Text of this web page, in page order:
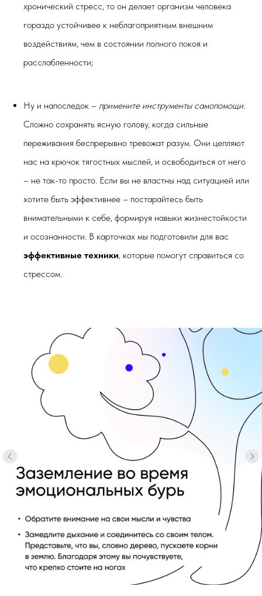
хронический стресс, то он делает организм человека
гораздо устойчивее к неблагоприятным внешним
воздействиям, чем в состоянии полного покоя и
расслабленности;
Ну и напоследок – примените инструменты самопомощи.
Сложно сохранять ясную голову, когда сильные
переживания беспрерывно тревожат разум. Они цепляют
нас на крючок тягостных мыслей, и освободиться от него
– не так-то просто. Если вы не властны над ситуацией или
хотите быть эффективнее – постарайтесь быть
внимательными к себе, формируя навыки жизнестойкости
и осознанности. В карточках мы подготовили для вас
эффективные техники, которые помогут справиться со
стрессом.